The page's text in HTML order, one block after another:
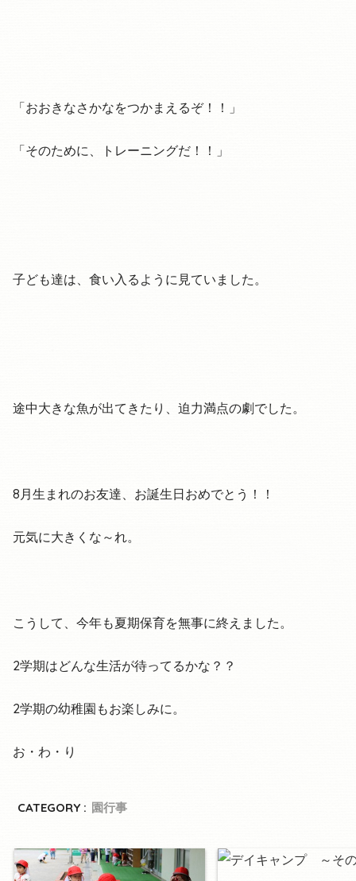
「おおきなさかなをつかまえるぞ！！」
「そのために、トレーニングだ！！」
子ども達は、食い入るように見ていました。
途中大きな魚が出てきたり、迫力満点の劇でした。
8月生まれのお友達、お誕生日おめでとう！！
元気に大きくな～れ。
こうして、今年も夏期保育を無事に終えました。
2学期はどんな生活が待ってるかな？？
2学期の幼稚園もお楽しみに。
お・わ・り
CATEGORY : 園行事